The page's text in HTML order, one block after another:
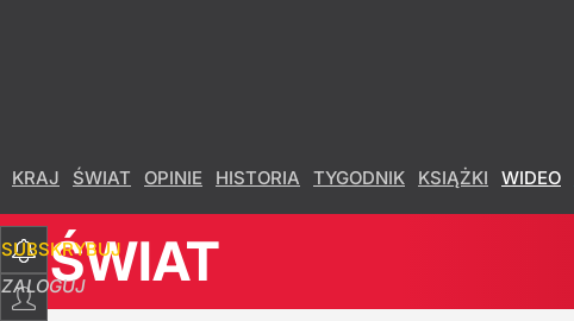
KRAJ ŚWIAT OPINIE HISTORIA TYGODNIK KSIĄŻKI WIDEO
SUBSKRYBUJ
ZALOGUJŚWIAT